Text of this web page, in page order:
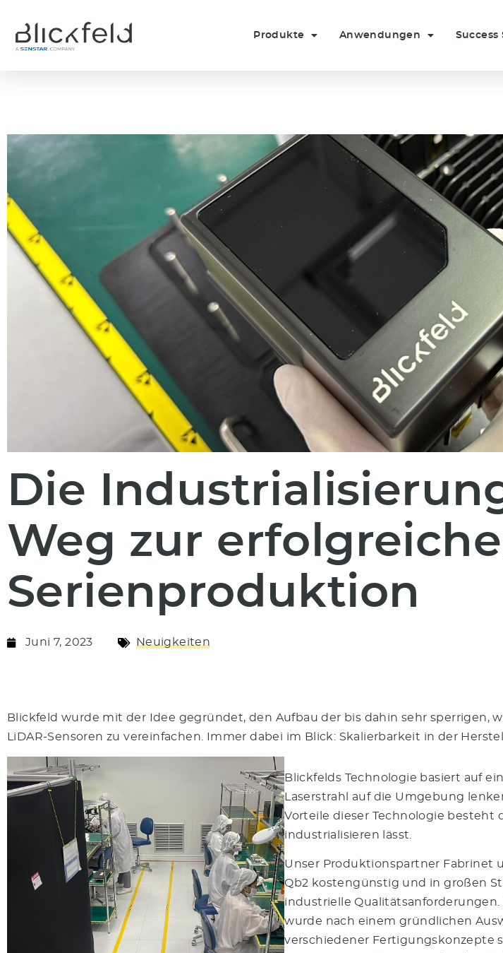
Produkte Anwendungen Success
Die
Weg zur
Serienproduktion
Juni 7, 2023 Neuigkeiten
Blickfeld wurde mit der Idee gegründet, den Aufbau der bis dahin sehr
LiDAR-Sensoren zu vereinfachen. Immer dabei im Blick: Skalierbarkeit in der
Blickfelds Technologie basiert auf
Laserstrahl auf die Umgebung
Vorteile dieser Technologie besteht
industrialisieren lässt.
Unser Produktionspartner Fabrinet
Qb2 kostengünstig und in großen
industrielle
wurde nach einem gründlichen
verschiedener Fertigungskonzepte